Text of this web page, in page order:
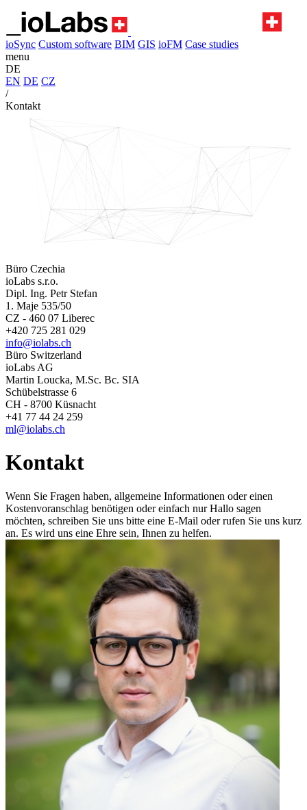
ioSync Custom software BIM GIS ioFM Case studies
menu
DE
EN DE CZ
/
Kontakt
Büro Czechia
ioLabs s.r.o.
Dipl. Ing. Petr Stefan
1. Maje 535/50
CZ - 460 07 Liberec
+420 725 281 029
info@iolabs.ch
Büro Switzerland
ioLabs AG
Martin Loucka, M.Sc. Bc. SIA
Schübelstrasse 6
CH - 8700 Küsnacht
+41 77 44 24 259
ml@iolabs.ch
Kontakt
Wenn Sie Fragen haben, allgemeine Informationen oder einen
Kostenvoranschlag benötigen oder einfach nur Hallo sagen
möchten, schreiben Sie uns bitte eine E-Mail oder rufen Sie uns kurz
an. Es wird uns eine Ehre sein, Ihnen zu helfen.